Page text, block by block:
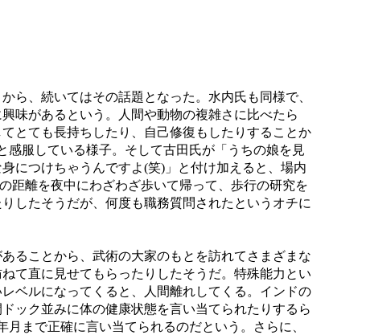
、続いてはその話題となった。水内氏も同様で、
味があるという。人間や動物の複雑さに比べたら
とても長持ちしたり、自己修復もしたりすることか
感服している様子。そして古田氏が「うちの娘を見
につけちゃうんですよ(笑)」と付け加えると、場内
距離を夜中にわざわざ歩いて帰って、歩行の研究を
したそうだが、何度も職務質問されたというオチに
ることから、武術の大家のもとを訪れてさまざまな
て直に見せてもらったりしたそうだ。特殊能力とい
ベルになってくると、人間離れしてくる。インドの
ック並みに体の健康状態を言い当てられたりするら
まで正確に言い当てられるのだという。さらに、